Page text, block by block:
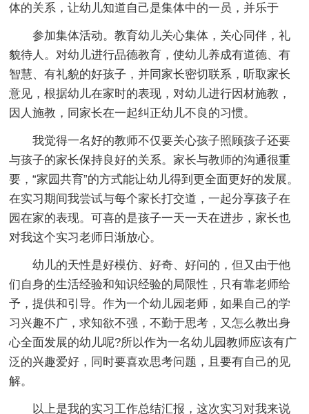
体的关系，让幼儿知道自己是集体中的一员，并乐于
参加集体活动。教育幼儿关心集体，关心同伴，礼
貌待人。对幼儿进行品德教育，使幼儿养成有道德、有
智慧、有礼貌的好孩子，并同家长密切联系，听取家长
意见，根据幼儿在家时的表现，对幼儿进行因材施教，
因人施教，同家长在一起纠正幼儿不良的习惯。
我觉得一名好的教师不仅要关心孩子照顾孩子还要
与孩子的家长保持良好的关系。家长与教师的沟通很重
要，“家园共育”的方式能让幼儿得到更全面更好的发展。
在实习期间我尝试与每个家长打交道，一起分享孩子在
园在家的表现。可喜的是孩子一天一天在进步，家长也
对我这个实习老师日渐放心。
幼儿的天性是好模仿、好奇、好问的，但又由于他
们自身的生活经验和知识经验的局限性，只有靠老师给
予，提供和引导。作为一个幼儿园老师，如果自己的学
习兴趣不广，求知欲不强，不勤于思考，又怎么教出身
心全面发展的幼儿呢?所以作为一名幼儿园教师应该有广
泛的兴趣爱好，同时要喜欢思考问题，且要有自己的见
解。
以上是我的实习工作总结汇报，这次实习对我来说